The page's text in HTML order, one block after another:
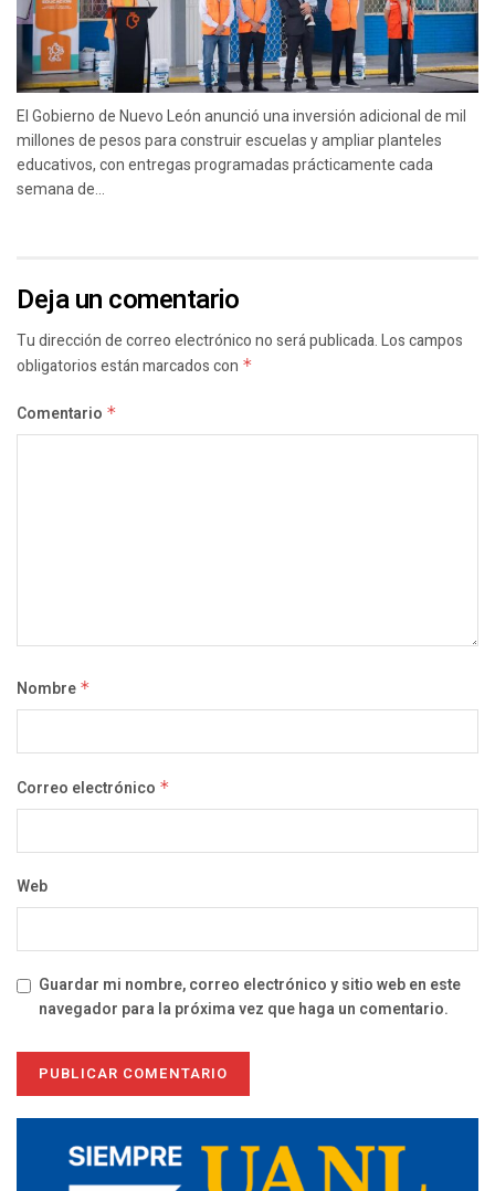
El Gobierno de Nuevo León anunció una inversión adicional de mil
millones de pesos para construir escuelas y ampliar planteles
educativos, con entregas programadas prácticamente cada
semana de...
Deja un comentario
Tu dirección de correo electrónico no será publicada.Los campos
obligatorios están marcados con *
Comentario *
Nombre *
Correo electrónico *
Web
Guardar mi nombre, correo electrónico y sitio web en este
navegador para la próxima vez que haga un comentario.